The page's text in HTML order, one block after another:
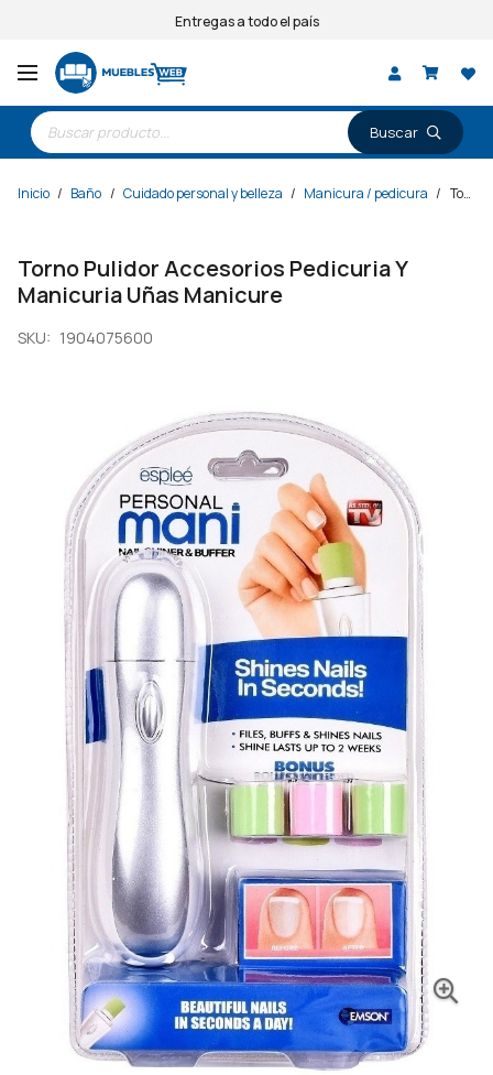
Entregas a todo el país
Búsqueda
de
productos
Inicio / Baño / Cuidado personal y belleza / Manicura / pedicura / Torno Pulidor Accesorios Pedicuria Y Manicuria Uñas Manicure
Torno Pulidor Accesorios Pedicuria Y
Manicuria Uñas Manicure
SKU: 1904075600